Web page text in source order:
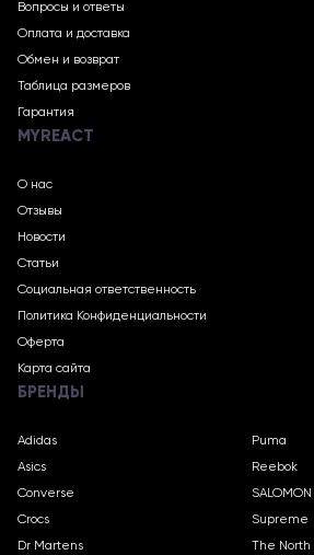
Вопросы и ответы
Оплата и доставка
Обмен и возврат
Таблица размеров
Гарантия
MYREACT
О нас
Отзывы
Новости
Статьи
Социальная ответственность
Политика Конфиденциальности
Оферта
Карта сайта
БРЕНДЫ
Adidas
Asics
Converse
Crocs
Dr Martens
Puma
Reebok
SALOMON
Supreme
The North